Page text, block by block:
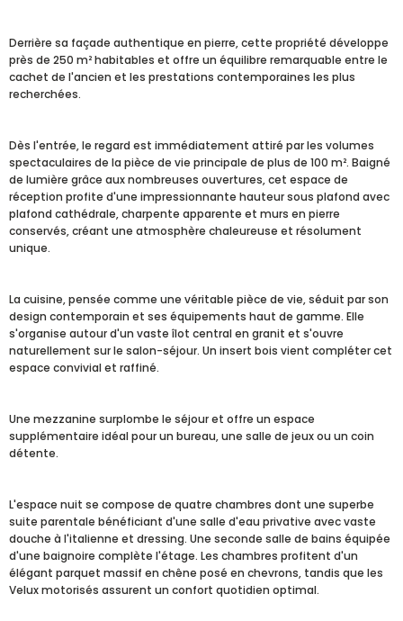
Derrière sa façade authentique en pierre, cette propriété développe
près de 250 m² habitables et offre un équilibre remarquable entre le
cachet de l'ancien et les prestations contemporaines les plus
recherchées.
Dès l'entrée, le regard est immédiatement attiré par les volumes
spectaculaires de la pièce de vie principale de plus de 100 m². Baigné
de lumière grâce aux nombreuses ouvertures, cet espace de
réception profite d'une impressionnante hauteur sous plafond avec
plafond cathédrale, charpente apparente et murs en pierre
conservés, créant une atmosphère chaleureuse et résolument
unique.
La cuisine, pensée comme une véritable pièce de vie, séduit par son
design contemporain et ses équipements haut de gamme. Elle
s'organise autour d'un vaste îlot central en granit et s'ouvre
naturellement sur le salon-séjour. Un insert bois vient compléter cet
espace convivial et raffiné.
Une mezzanine surplombe le séjour et offre un espace
supplémentaire idéal pour un bureau, une salle de jeux ou un coin
détente.
L'espace nuit se compose de quatre chambres dont une superbe
suite parentale bénéficiant d'une salle d'eau privative avec vaste
douche à l'italienne et dressing. Une seconde salle de bains équipée
d'une baignoire complète l'étage. Les chambres profitent d'un
élégant parquet massif en chêne posé en chevrons, tandis que les
Velux motorisés assurent un confort quotidien optimal.